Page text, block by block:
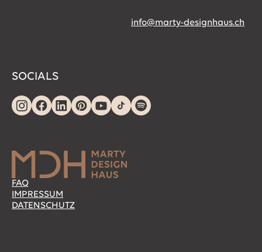
info@marty-designhaus.ch
SOCIALS
FAQ
IMPRESSUM
DATENSCHUTZ